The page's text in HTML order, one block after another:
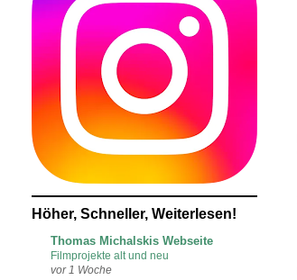
Höher, Schneller, Weiterlesen!
Thomas Michalskis Webseite
Filmprojekte alt und neu
vor 1 Woche